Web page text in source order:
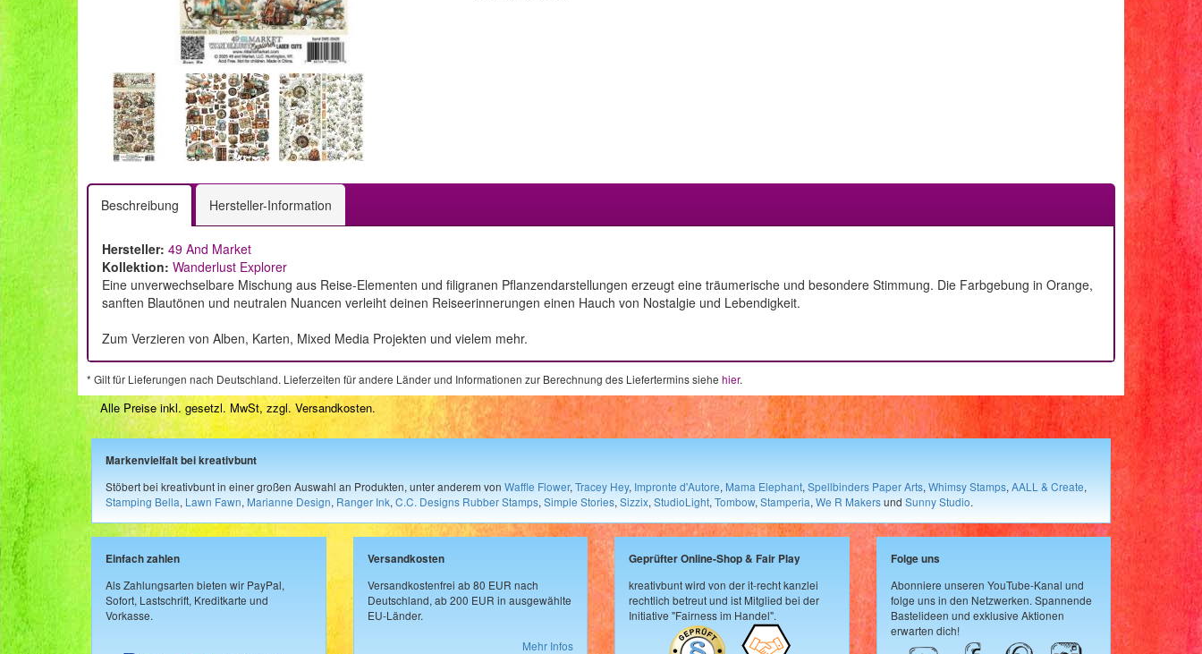
Beschreibung Hersteller-Information
Hersteller: 49 And Market
Kollektion: Wanderlust Explorer
Eine unverwechselbare Mischung aus Reise-Elementen und filigranen Pflanzendarstellungen erzeugt eine träumerische und besondere Stimmung. Die Farbgebung in Orange,
sanften Blautönen und neutralen Nuancen verleiht deinen Reiseerinnerungen einen Hauch von Nostalgie und Lebendigkeit.
Zum Verzieren von Alben, Karten, Mixed Media Projekten und vielem mehr.
* Gilt für Lieferungen nach Deutschland. Lieferzeiten für andere Länder und Informationen zur Berechnung des Liefertermins siehe hier.
Alle Preise inkl. gesetzl. MwSt, zzgl. Versandkosten.
Markenvielfalt bei kreativbunt
Stöbert bei kreativbunt in einer großen Auswahl an Produkten, unter anderem von Waffle Flower, Tracey Hey, Impronte d'Autore, Mama Elephant, Spellbinders Paper Arts, Whimsy Stamps, AALL & Create,
Stamping Bella, Lawn Fawn, Marianne Design, Ranger Ink, C.C. Designs Rubber Stamps, Simple Stories, Sizzix, StudioLight, Tombow, Stamperia, We R Makersund Sunny Studio.
Einfach zahlen
Als Zahlungsarten bieten wir PayPal,
Sofort, Lastschrift, Kreditkarte und
Vorkasse.
Versandkosten
Versandkostenfrei ab 80 EUR nach
Deutschland, ab 200 EUR in ausgewählte
EU-Länder.
Mehr Infos
Geprüfter Online-Shop & Fair Play
kreativbunt wird von der it-recht kanzlei
rechtlich betreut und ist Mitglied bei der
Initiative "Fairness im Handel".
Folge uns
Abonniere unseren YouTube-Kanal und
folge uns in den Netzwerken. Spannende
Bastelideen und exklusive Aktionen
erwarten dich!